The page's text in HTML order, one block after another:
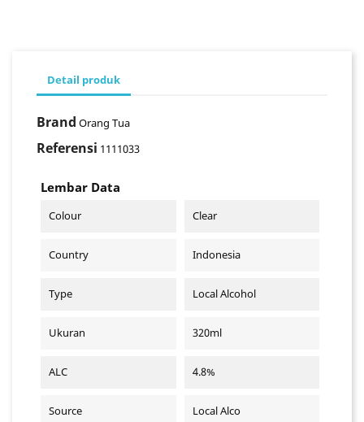
Detail produk
Brand Orang Tua
Referensi 1111033
Lembar Data
Colour Clear
Country Indonesia
Type Local Alcohol
Ukuran 320ml
ALC 4.8%
Source Local Alco